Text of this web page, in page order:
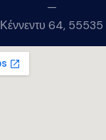
—
Κέννεντυ 64, 55535